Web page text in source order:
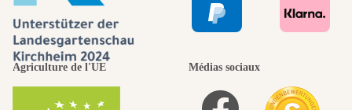
Agriculture de l'UE Médias sociaux